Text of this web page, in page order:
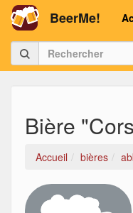
BeerMe!
Bière
Accueil bières